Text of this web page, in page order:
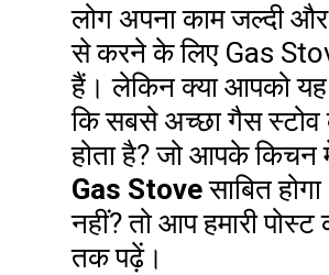
लोग अपना काम जल्दी
से करने के लिए Gas
हैं। लेकिन क्या आपको यह
कि सबसे अच्छा गैस स्टोव
होता है? जो आपके किचन
Gas Stoveसाबित
नहीं? तो आप हमारी
तक पढ़ें।